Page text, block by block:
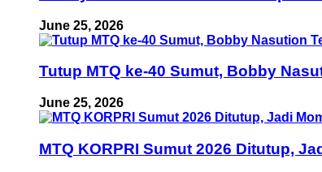
June 25, 2026
Tutup MTQ ke-40 Sumut, Bobby
June 25, 2026
MTQ KORPRI Sumut 2026 Ditutup,